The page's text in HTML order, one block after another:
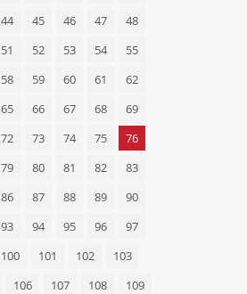
44 45 46 47
48
51 52 53 54
55
58 59 60 61
62
65 66 67 68
69
72 73 74 75
76
79 80 81 82
83
86 87 88 89
90
93 94 95 96
97
100 101 102
103
106 107 108
109